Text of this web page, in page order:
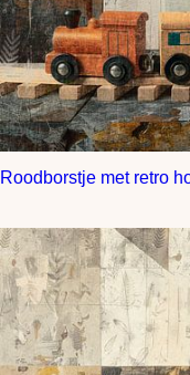
Roodborstje met retro